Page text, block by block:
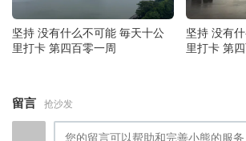
坚持 没有什么不可能 毎天十公
里打卡 第四百零一周
坚持 没有
里打卡 第
留言 抢沙发